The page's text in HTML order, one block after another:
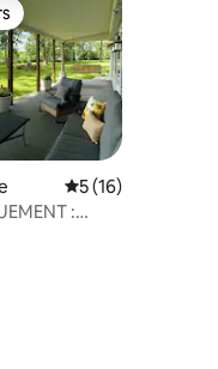
: 4,93 sur 5
plus appréciés
Évaluation
5 (16)
: